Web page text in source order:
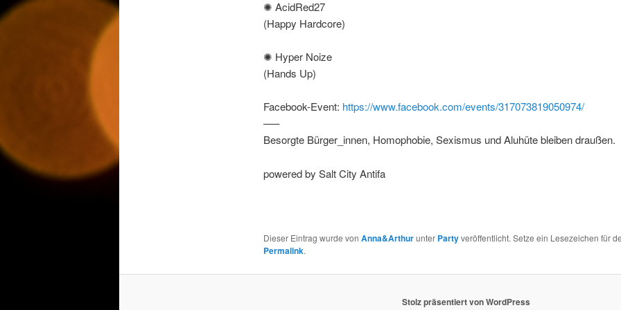
✺ AcidRed27
(Happy Hardcore)
✺ Hyper Noize
(Hands Up)
Facebook-Event: https://www.facebook.com/events/317073819050974/
—–
Besorgte Bürger_innen, Homophobie, Sexismus und Aluhüte bleiben draußen.
powered by Salt City Antifa
Dieser Eintrag wurde von Anna&Arthurunter Partyveröffentlicht. Setze ein Lesezeichen für
Permalink.
Stolz präsentiert von WordPress